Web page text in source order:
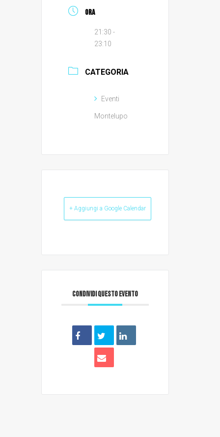
ORA
21:30 -
23:10
CATEGORIA
Eventi
Montelupo
+ Aggiungi a Google Calendar
CONDIVIDI QUESTO EVENTO